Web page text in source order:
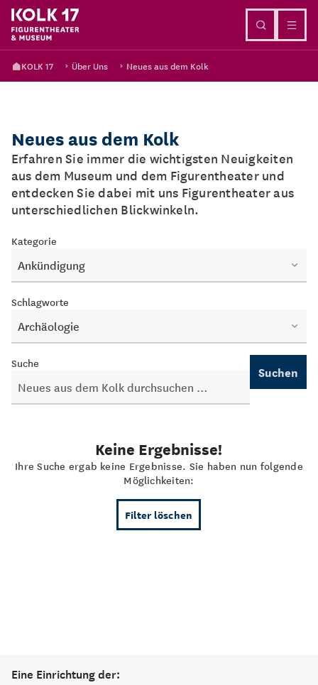
KOLK 17 Über Uns Neues aus dem Kolk
Neues aus dem Kolk
Erfahren Sie immer die wichtigsten Neuigkeiten
aus dem Museum und dem Figurentheater und
entdecken Sie dabei mit uns Figurentheater aus
unterschiedlichen Blickwinkeln.
Kategorie
Ankündigung
Schlagworte
Archäologie
Suche
Suchen
Keine Ergebnisse!
Ihre Suche ergab keine Ergebnisse. Sie haben nun folgende
Möglichkeiten:
Filter löschen
Eine Einrichtung der: